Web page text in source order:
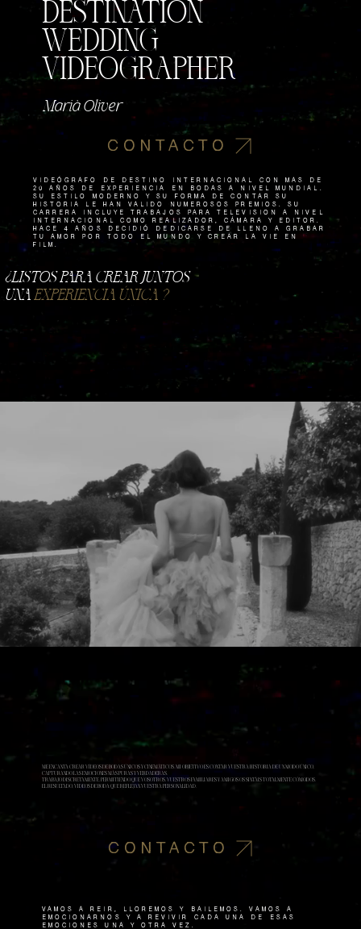
DESTINATION
WEDDING
VIDEOGRAPHER
Marià Oliver
CONTACTO
VIDEÓGRAFO de destino internacional con más de
20 aÑos de experiencia en bodas a nivel mundial.
Su estilo moderno y su forma de contar su
historia le han valido numerosos premios. Su
carrera incluye trabajos para televisión a nivel
internacional como REALIZADOR, CÁMARA y editor.
Hace 4 aÑos decidiÓ dedicarse de lleno a grabar
tu amor por todo el mundo y crear La Vie en
Film.
ME ENCANTA CREAR VÍDEOS DE BODAS ÚNICOS Y CINEMÁTICOS. MI OBJETIVO ES CONTAR VUESTRA HISTORIA DE UN MODO ÚNICO,
CAPTURANDO LAS EMOCIONES MÁS PURAS Y VERDADERAS.
TRABAJO DISCRETAMENTE, PERMITIENDO QUE VOSOTROS, VUESTROS FAMILIARES Y AMIGOS OS SINTÁIS TOTALMENTE CÓMODOS.
EL RESULTADO, VIDEOS DE BODA QUE REFLEJAN VUESTRA PERSONALIDAD.
CONTACTO
VAMOS A REIR, lloremos y bailemos. Vamos a
emocionarnos y a revivir cada una de esas
emociones una y otra vez.
​¿LISTOS PARA CREAR JUNTOS
UNAEXPERIENCIA ÚNICA ?